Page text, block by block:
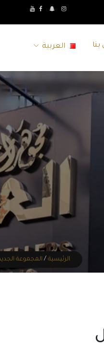
العربية
الرئيسية / المجموعة